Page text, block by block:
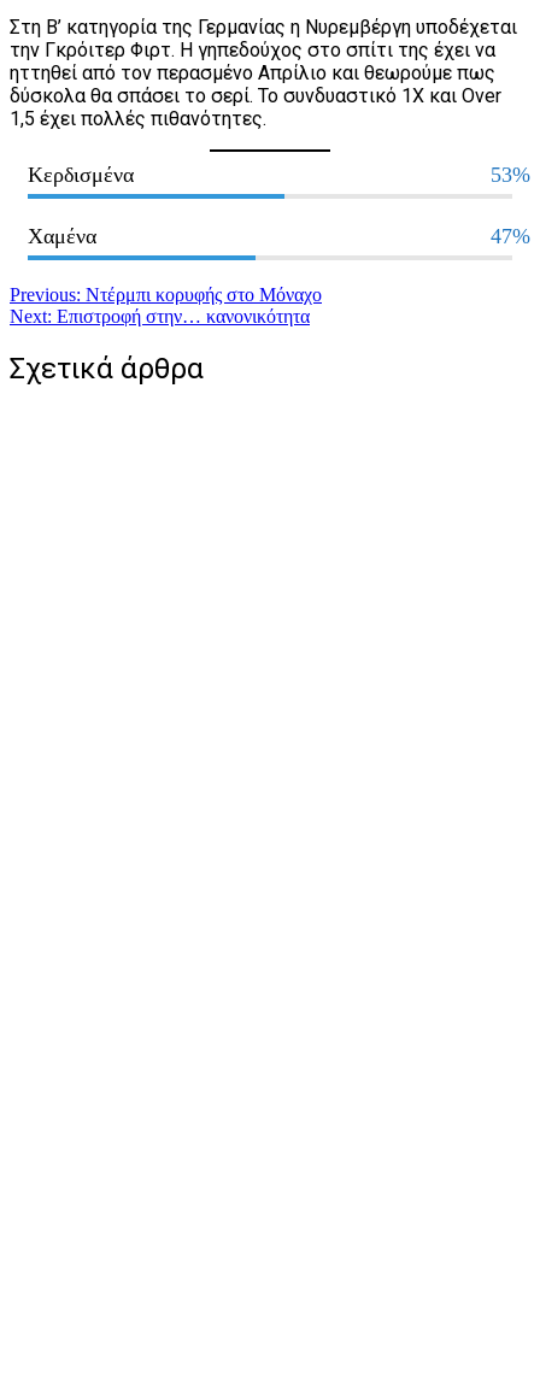
Στη Β’ κατηγορία της Γερμανίας η Νυρεμβέργη υποδέχεται
την Γκρόιτερ Φιρτ. Η γηπεδούχος στο σπίτι της έχει να
ηττηθεί από τον περασμένο Απρίλιο και θεωρούμε πως
δύσκολα θα σπάσει το σερί. Το συνδυαστικό 1Χ και Over
1,5 έχει πολλές πιθανότητες.
Κερδισμένα 53%
Χαμένα 47%
Πλοήγηση
άρθρων
Previous: Ντέρμπι κορυφής στο Μόναχο
Next: Επιστροφή στην… κανονικότητα
Σχετικά άρθρα